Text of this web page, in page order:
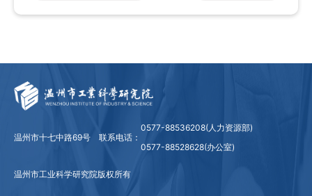
温州市十七中路69号 联系电话：
0577-88536208(人力资源部)
0577-88528628(办公室)
温州市工业科学研究院版权所有